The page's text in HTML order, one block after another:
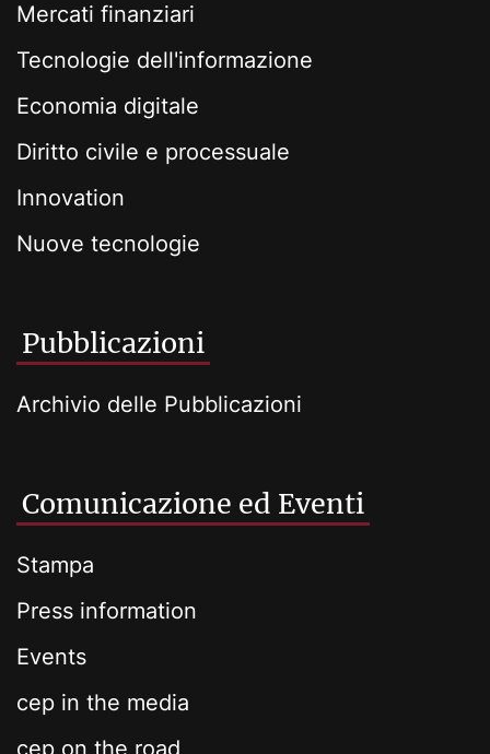
Mercati finanziari
Tecnologie dell'informazione
Economia digitale
Diritto civile e processuale
Innovation
Nuove tecnologie
Pubblicazioni
Archivio delle Pubblicazioni
Comunicazione ed Eventi
Stampa
Press information
Events
cep in the media
cep on the road